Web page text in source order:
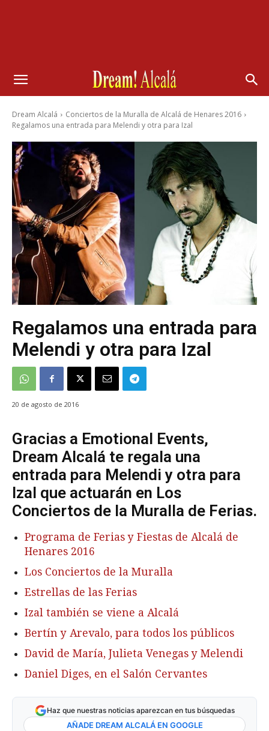
Dream Alcalá
Conciertos de la Muralla de Alcalá de Henares 2016
Regalamos una entrada para Melendi y otra para Izal
Regalamos una entrada para
Melendi y otra para Izal
20 de agosto de 2016
Gracias a Emotional Events,
Dream Alcalá te regala una
entrada para Melendi y otra para
Izal que actuarán en Los
Conciertos de la Muralla de Ferias.
Programa de Ferias y Fiestas de Alcalá de
Henares 2016
Los Conciertos de la Muralla
Estrellas de las Ferias
Izal también se viene a Alcalá
Bertín y Arevalo, para todos los públicos
David de María, Julieta Venegas y Melendi
Daniel Diges, en el Salón Cervantes
Haz que nuestras noticias aparezcan en tus búsquedas
AÑADE DREAM ALCALÁ EN GOOGLE